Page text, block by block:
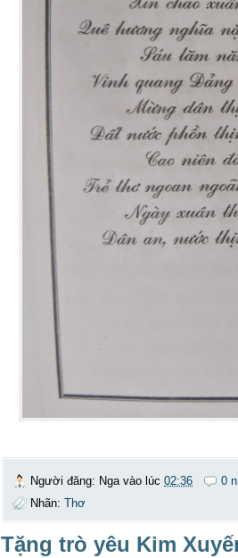
Người đăng: Nga vào lúc 02:36
0
Nhãn: Thơ
Tặng trò yêu Kim